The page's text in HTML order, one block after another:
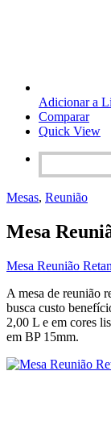
Adicionar a
Comparar
Quick View
Mesas, Reunião
Mesa
Mesa Reunião
A mesa de reunião
busca custo
2,00 L e em cores
em BP 15mm.